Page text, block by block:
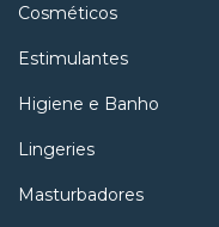
Cosméticos
Estimulantes
Higiene e Banho
Lingeries
Masturbadores